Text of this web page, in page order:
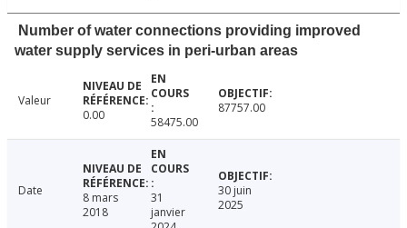
Number of water connections providing improved
water supply services in peri-urban areas
Valeur
0.00
58475.00
87757.00
Date
8 mars
2018
31
janvier
30 juin
2025